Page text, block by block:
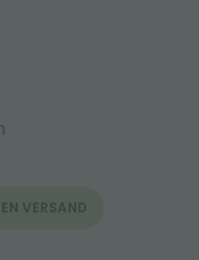
VERSAND